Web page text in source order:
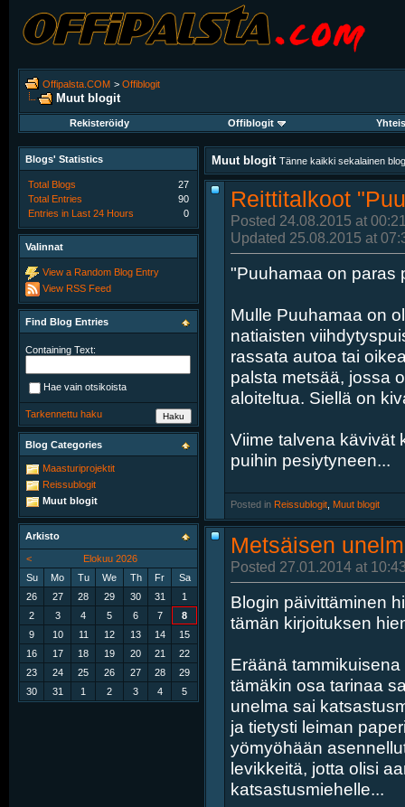
Offipalsta.COM > Offiblogit
Muut blogit
Rekisteröidy Offiblogit
Muut blogit Tänne kaikki sekalainen
Reittitalkoot
Posted 24.08.2015 at
Updated 25.08.2015 at
"Puuhamaa on paras
Mulle Puuhamaa on
natiaisten
rassata autoa tai
palsta metsää, jossa
aloiteltua. Siellä on
Viime talvena kävivät
puihin pesiytyneen...
Posted in Reissublogit Muut blogit
Metsäisen
Posted 27.01.2014 at
Blogin päivittäminen
tämän kirjoituksen
Eräänä
tämäkin osa tarinaa
unelma sai
ja tietysti leiman
yömyöhään
levikkeitä, jotta olisi
katsastusmiehelle...
Blogs' Statistics
Total Blogs
27
Total Entries
90
Entries in Last 24 Hours
0
Valinnat
View a Random Blog Entry
View RSS Feed
Find Blog Entries
Containing Text:
Hae vain otsikoista
Tarkennettu haku
Blog Categories
Maasturiprojektit
Reissublogit
Muut blogit
Arkisto
<
Elokuu 2026
Su
Mo Tu We Th Fr
Sa
26
27 28 29 30 31
1
2
3 4 5 6 7
8
9
10 11 12 13 14
15
16
17 18 19 20 21
22
23
24 25 26 27 28
29
30
31 1 2 3 4 5